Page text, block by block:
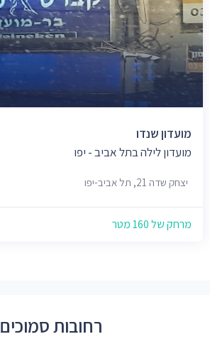
מועדון שנדו
מועדון לילה בתל אביב - יפו
יצחק שדה 21, תל אביב-יפו
מרחק של 160 מטר
רחובות סמוכים